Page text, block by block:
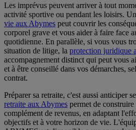
Les imprévus peuvent arriver à tout
activité sportive ou pendant les loisirs.
vie aux Abymes peut couvrir les
corporel grave et vous aider à faire face
quotidienne. En parallèle, si vous vous
situation de litige, la protection juridique
accompagnement distinct qui peut vous
et à être conseillé dans vos démarches,
contrat.
Préparer sa retraite, c'est aussi anticiper
retraite aux Abymes permet de
complément de revenus, en adaptant
objectifs et à votre horizon de vie.